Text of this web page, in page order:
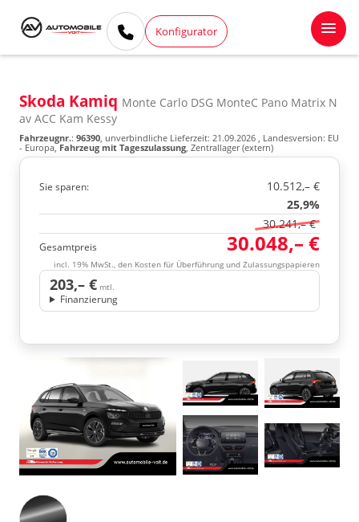
Konfigurator
Skoda Kamiq Monte Carlo DSG MonteC Pano Matrix N
av ACC Kam Kessy
Fahrzeugnr.: 96390, unverbindliche Lieferzeit: 21.09.2026 , Landesversion: EU
- Europa,Fahrzeug mit Tageszulassung, Zentrallager (extern)
Sie sparen:
10.512,– €
25,9%
30.241,– €
Gesamtpreis 30.048,– €
incl. 19% MwSt., den Kosten für Überführung und Zulassungspapieren
203,– € mtl.
Finanzierung